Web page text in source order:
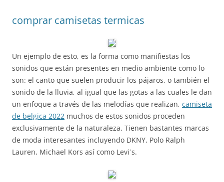
comprar camisetas termicas
Un ejemplo de esto, es la forma como manifiestas los
sonidos que están presentes en medio ambiente como lo
son: el canto que suelen producir los pájaros, o también el
sonido de la lluvia, al igual que las gotas a las cuales le dan
un enfoque a través de las melodías que realizan, camiseta
de belgica 2022 muchos de estos sonidos proceden
exclusivamente de la naturaleza. Tienen bastantes marcas
de moda interesantes incluyendo DKNY, Polo Ralph
Lauren, Michael Kors así como Levi´s.